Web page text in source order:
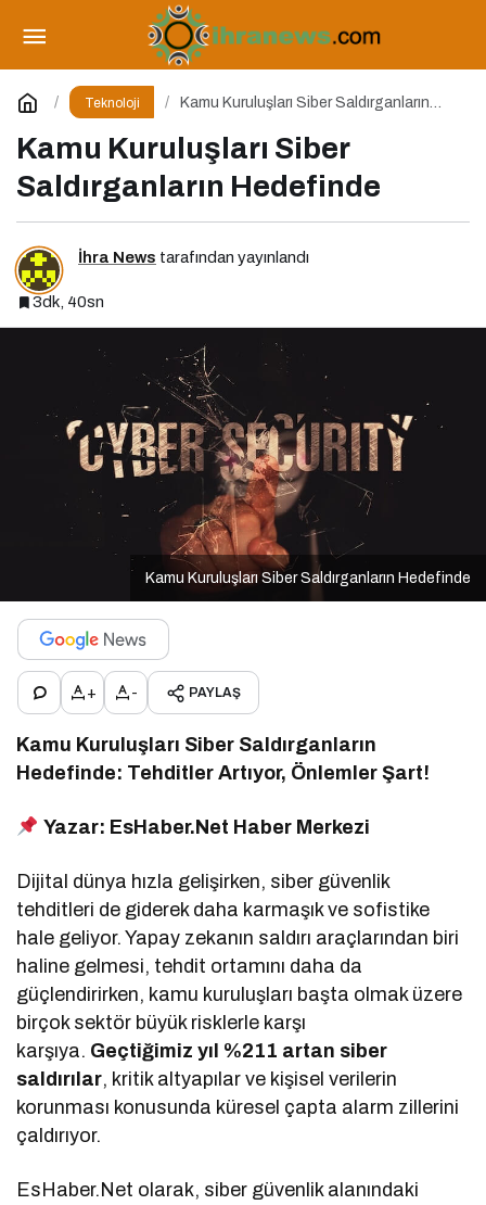
Teknoloji
Kamu Kuruluşları Siber Saldırganların
Kamu Kuruluşları Siber
Saldırganların Hedefinde
İhra News tarafından yayınlandı
3dk, 40sn
Kamu Kuruluşları Siber Saldırganların Hedefinde
+ - PAYLAŞ
Kamu Kuruluşları Siber Saldırganların
Hedefinde: Tehditler Artıyor, Önlemler Şart!
Yazar: EsHaber.Net Haber Merkezi
Dijital dünya hızla gelişirken, siber güvenlik
tehditleri de giderek daha karmaşık ve sofistike
hale geliyor. Yapay zekanın saldırı araçlarından biri
haline gelmesi, tehdit ortamını daha da
güçlendirirken, kamu kuruluşları başta olmak üzere
birçok sektör büyük risklerle karşı
karşıya. Geçtiğimiz yıl %211 artan siber
saldırılar, kritik altyapılar ve kişisel verilerin
korunması konusunda küresel çapta alarm zillerini
çaldırıyor.
EsHaber.Net olarak, siber güvenlik alanındaki
Kamu Kuruluşları Siber Saldırganların
Hedefinde
Yorum Yap